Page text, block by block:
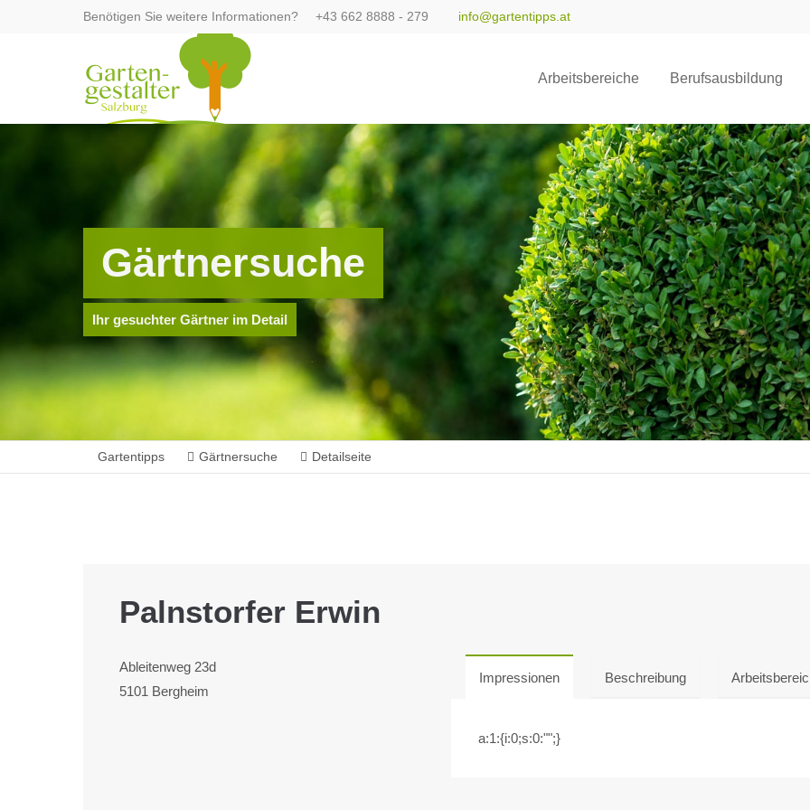
Benutzername
Register|Lost your password?
24h / 365days
We offer support for our customers
Mon - Fri 8:00am - 5:00pm(GMT +1)
San Francisco, CA 94102
Have any questions?
+44 1234 567 890
Drop us a line
info@yourdomain.com
Benötigen Sie weitere Informationen? +43 662 8888 - 279 info@gartentipps.at
Arbeitsbereiche Berufsausbildung
Gärtnersuche
Ihr gesuchter Gärtner im Detail
Gartentipps Gärtnersuche Detailseite
Palnstorfer Erwin
Ableitenweg 23d
5101 Bergheim
Impressionen Beschreibung
a:1:{i:0;s:0:"";}